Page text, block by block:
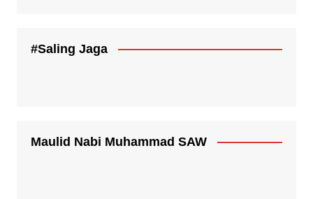
#Saling Jaga
Maulid Nabi Muhammad SAW